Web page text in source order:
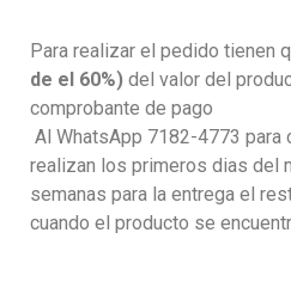
Para realizar el pedido tienen
de el 60%) del valor del
comprobante de pago
Al WhatsApp 7182-4773
realizan los primeros dias del
semanas para la entrega el
cuando el producto se